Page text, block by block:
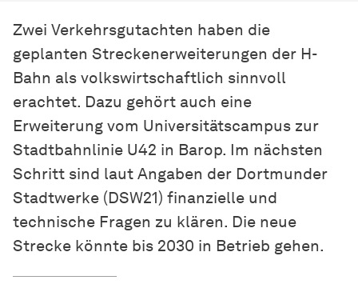
Zwei Verkehrsgutachten haben die
geplanten Streckenerweiterungen der H-
Bahn als volkswirtschaftlich sinnvoll
erachtet. Dazu gehört auch eine
Erweiterung vom Universitätscampus zur
Stadtbahnlinie U42 in Barop. Im nächsten
Schritt sind laut Angaben der Dortmunder
Stadtwerke (DSW21) finanzielle und
technische Fragen zu klären. Die neue
Strecke könnte bis 2030 in Betrieb gehen.